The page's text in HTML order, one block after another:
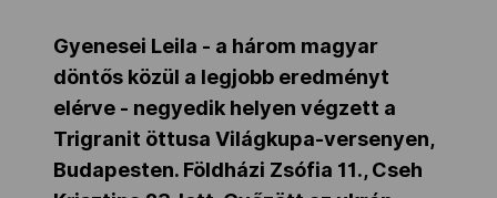
NOB
Társszervezetek
Gyenesei Leila - a három magyar
döntős közül a legjobb eredményt
elérve - negyedik helyen végzett a
Trigranit öttusa Világkupa-versenyen,
Budapesten. Földházi Zsófia 11., Cseh